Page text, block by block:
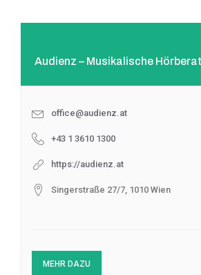
Audienz – Musikalische
office@audienz.at
+43 1 3610 1300
https://audienz.at
Singerstraße 27/7, 1010 Wien
MEHR DAZU